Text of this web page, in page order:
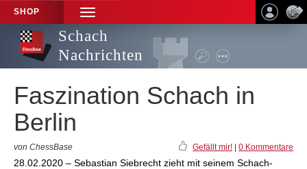
SHOP
TOGGLE
NAVIGATION
Schach
Nachrichten
Faszination Schach in
Berlin
von ChessBase Gefällt mir! 0 Kommentare
28.02.2020 – Sebastian Siebrecht zieht mit seinem Schach-